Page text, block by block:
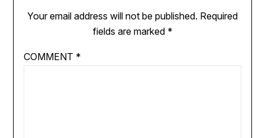
Your email address will not be published. Required
fields are marked *
COMMENT *